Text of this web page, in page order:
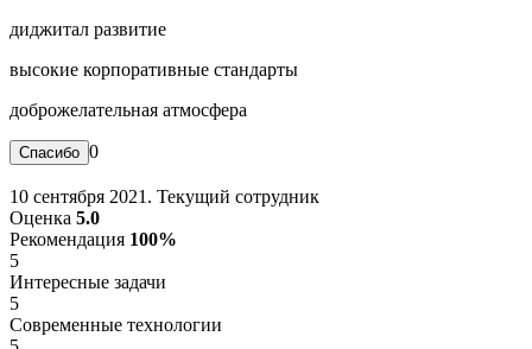
диджитал развитие
высокие корпоративные стандарты
доброжелательная атмосфера
0
10 сентября 2021. Текущий сотрудник
Оценка 5.0
Рекомендация 100%
5
Интересные задачи
5
Современные технологии